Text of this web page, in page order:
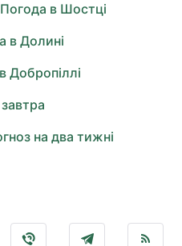
Погода в Шостці
в Долині
Добропіллі
на два тижні